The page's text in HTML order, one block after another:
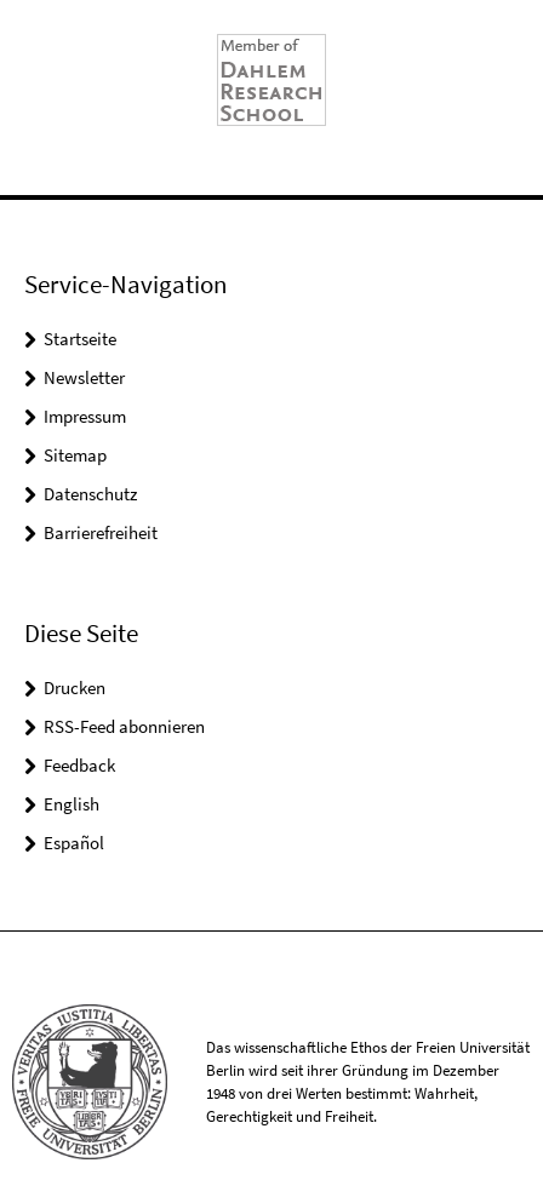
Service-Navigation
Startseite
Newsletter
Impressum
Sitemap
Datenschutz
Barrierefreiheit
Diese Seite
Drucken
RSS-Feed abonnieren
Feedback
English
Español
Das wissenschaftliche Ethos der Freien Universität
Berlin wird seit ihrer Gründung im Dezember
1948 von drei Werten bestimmt: Wahrheit,
Gerechtigkeit und Freiheit.